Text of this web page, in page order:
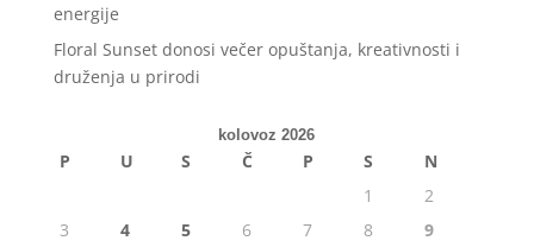
energije
Floral Sunset donosi večer opuštanja, kreativnosti i
druženja u prirodi
kolovoz 2026
P U S Č P S
N
1
2
3
4 5 6 7 8 9